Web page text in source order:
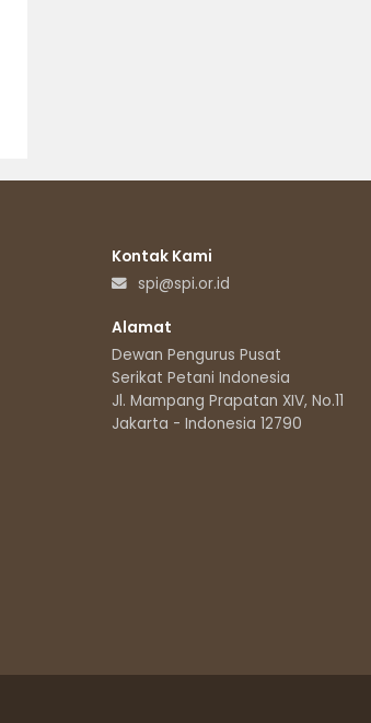
Kontak Kami
spi@spi.or.id
Alamat
Dewan Pengurus Pusat
Serikat Petani Indonesia
Jl. Mampang Prapatan XIV, No.11
Jakarta - Indonesia 12790